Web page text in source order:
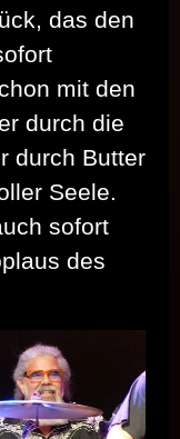
das den
mit den
durch die
durch Butter
Seele.
sofort
des